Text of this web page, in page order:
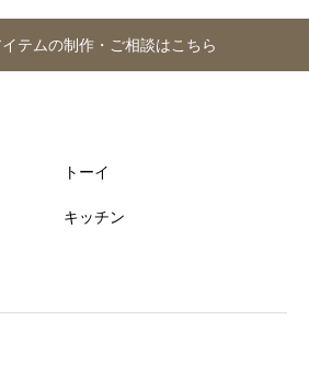
テムの制作・ご相談はこちら
トーイ
キッチン